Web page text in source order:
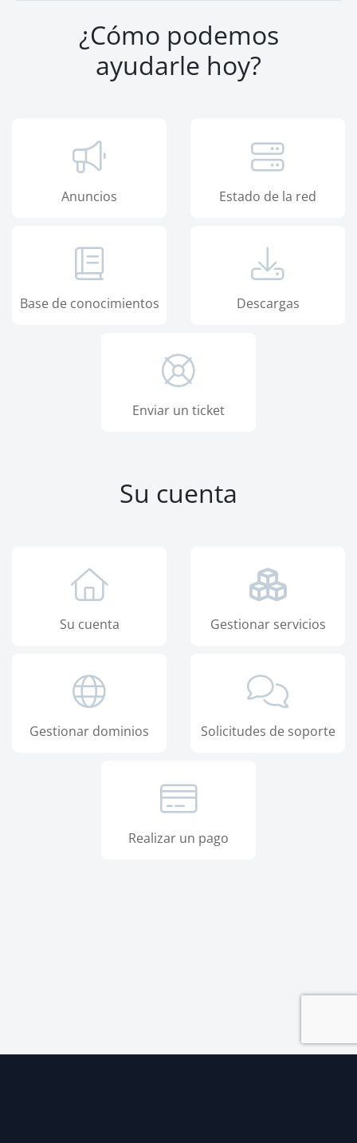
¿Cómo podemos
ayudarle hoy?
Anuncios Estado de la red
Base de conocimientos Descargas
Enviar un ticket
Su cuenta
Su cuenta Gestionar servicios
Gestionar dominios Solicitudes de soporte
Realizar un pago